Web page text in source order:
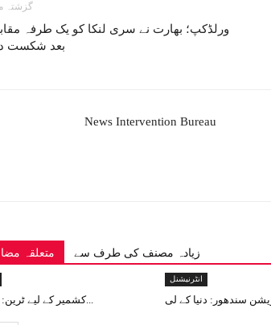
گزشتہ
ورلڈکپ؛ بھارت نے سری لنکا کو یک طرفہ
بعد شکست
News Intervention Bureau
متعلقہ زیادہ مصنف کی طرف سے
کشمیر کے لیے ٹرین: ریل را...
انٹرنیشنل